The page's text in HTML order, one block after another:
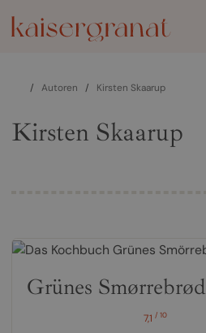
/ Autoren / Kirsten Skaarup
Kirsten Skaarup
Grünes Smørrebrød
7,1/ 10